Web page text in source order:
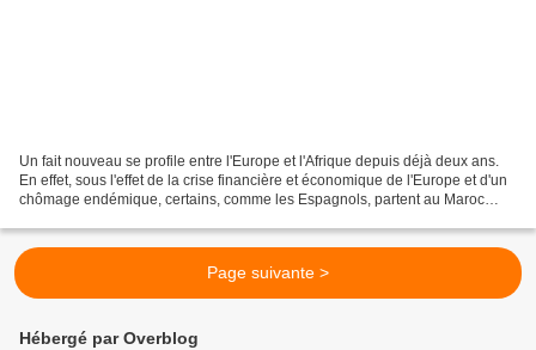
Un fait nouveau se profile entre l'Europe et l'Afrique depuis déjà deux ans.
En effet, sous l'effet de la crise financière et économique de l'Europe et d'un
chômage endémique, certains, comme les Espagnols, partent au Maroc
Page suivante >
Hébergé par Overblog